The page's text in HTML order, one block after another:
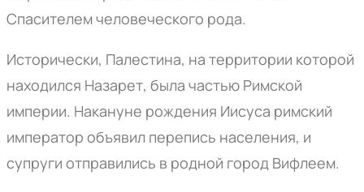
Спасителем человеческого рода.
Исторически, Палестина, на территории которой
находился Назарет, была частью Римской
империи. Накануне рождения Иисуса римский
император объявил перепись населения, и
супруги отправились в родной город Вифлеем.